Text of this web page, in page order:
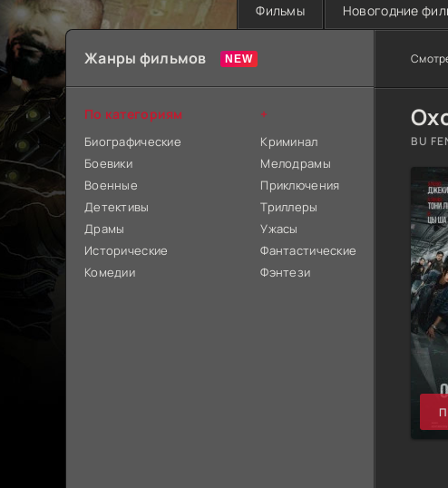
Фильмы Новогодние
BU
Жанры фильмов
По категориям
Биографические
Боевики
Военные
Детективы
Драмы
Исторические
Комедии
+
Криминал
Мелодрамы
Приключения
Триллеры
Ужасы
Фантастические
Фэнтези